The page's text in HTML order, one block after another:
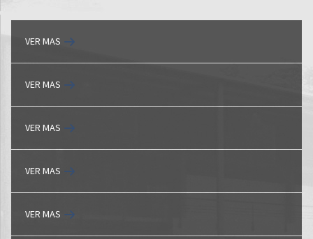
VER MAS
VER MAS
VER MAS
VER MAS
VER MAS